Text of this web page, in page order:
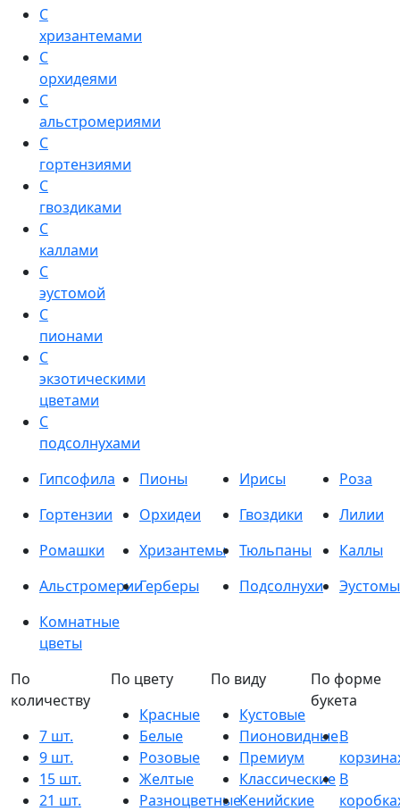
С
хризантемами
С
орхидеями
С
альстромериями
С
гортензиями
С
гвоздиками
С
каллами
С
эустомой
С
пионами
С
экзотическими
цветами
С
подсолнухами
Гипсофила
Пионы Ирисы
Роза
Гортензии
Орхидеи Гвоздики
Лилии
Ромашки
Хризантемы Тюльпаны
Каллы
АльстромерииГерберы Подсолнухи
Эустомы
Комнатные
цветы
По
количеству
7 шт.
9 шт.
15 шт.
21 шт.
По цвету
Красные
Белые
Розовые
Желтые
Разноцветные
По виду
Кустовые
Пионовидные
Премиум
Классические
Кенийские
По форме
букета
В
В